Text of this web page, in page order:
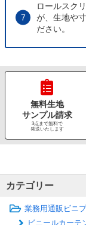
ロールスク
が、生地や
ださい。
無料生地
サンプル請求
3点まで無料で
発送いたします
カテゴリー
業務用通販ビニ
ビニールカーテ